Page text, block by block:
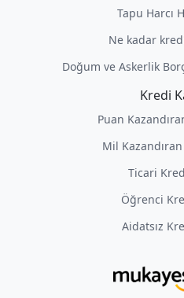
Tapu Harcı
Ne kadar
Doğum ve Askerlik
Kredi
Puan
Mil
Ticari
Öğrenci
Aidatsız